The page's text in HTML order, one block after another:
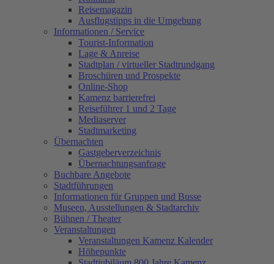
Reisemagazin
Ausflugstipps in die Umgebung
Informationen / Service
Tourist-Information
Lage & Anreise
Stadtplan / virtueller Stadtrundgang
Broschüren und Prospekte
Online-Shop
Kamenz barrierefrei
Reiseführer 1 und 2 Tage
Mediaserver
Stadtmarketing
Übernachten
Gastgeberverzeichnis
Übernachtungsanfrage
Buchbare Angebote
Stadtführungen
Informationen für Gruppen und Busse
Museen, Ausstellungen & Stadtarchiv
Bühnen / Theater
Veranstaltungen
Veranstaltungen Kamenz Kalender
Höhepunkte